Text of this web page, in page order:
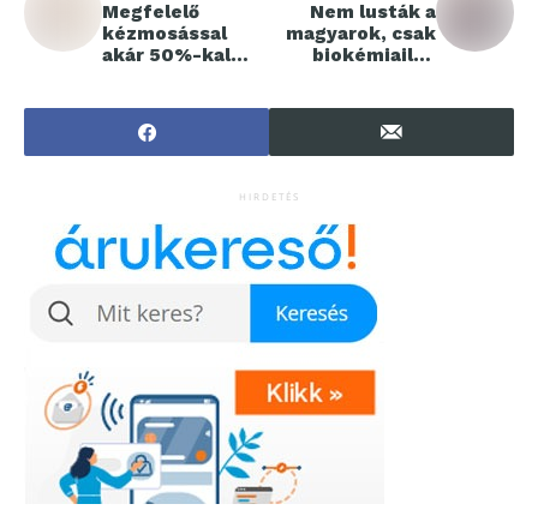
Megfelelő
kézmosással
akár 50%-kal
terjedése az
egészségügyi
Nem lusták a
magyarok, csak
biokémiailag
HIRDETÉS